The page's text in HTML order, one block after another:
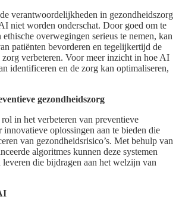
verantwoordelijkheden in gezondheidszorg
niet worden onderschat. Door goed om te
ethische overwegingen serieus te nemen, kan
patiënten bevorderen en tegelijkertijd de
verbeteren. Voor meer inzicht in hoe AI
identificeren en de zorg kan optimaliseren,
gezondheidszorg
in het verbeteren van preventieve
innovatieve oplossingen aan te bieden die
van gezondheidsrisico’s. Met behulp van
algoritmes kunnen deze systemen
die bijdragen aan het welzijn van